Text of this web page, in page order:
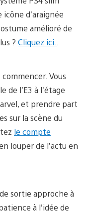
d’araignée
amélioré de
? Cliquez ici.
Vous
l’E3 à l’étage
et prendre part
sur la scène du
le compte
louper de l’actu en
sortie approche à
à l’idée de